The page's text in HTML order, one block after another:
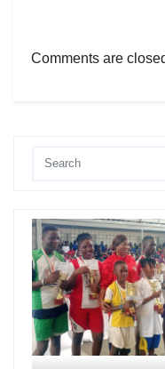
Comments are